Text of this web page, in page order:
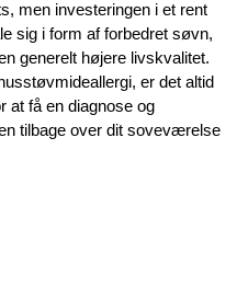
men investeringen i et rent
sig i form af forbedret søvn,
generelt højere livskvalitet.
er det altid
at få en diagnose og
tilbage over dit soveværelse